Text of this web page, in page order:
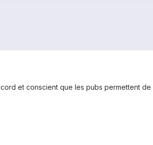
et conscient que les pubs permettent